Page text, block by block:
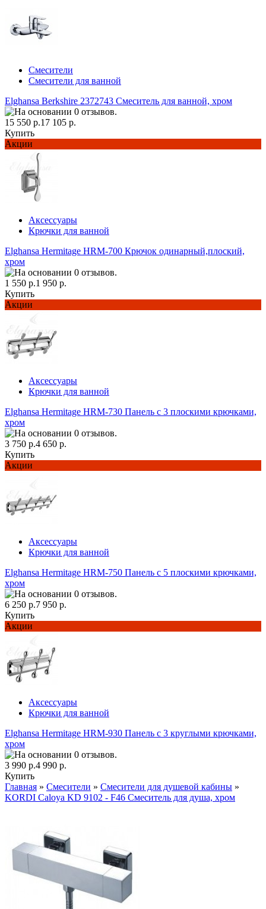
Смесители
Смесители для ванной
Elghansa Berkshire 2372743 Смеситель для ванной, хром
15 550 р.17 105 р.
Купить
Акции
Аксессуары
Крючки для ванной
Elghansa Hermitage HRM-700 Крючок одинарный,плоский,
хром
1 550 р.1 950 р.
Купить
Акции
Аксессуары
Крючки для ванной
Elghansa Hermitage HRM-730 Панель с 3 плоскими крючками,
хром
3 750 р.4 650 р.
Купить
Акции
Аксессуары
Крючки для ванной
Elghansa Hermitage HRM-750 Панель с 5 плоскими крючками,
хром
6 250 р.7 950 р.
Купить
Акции
Аксессуары
Крючки для ванной
Elghansa Hermitage HRM-930 Панель с 3 круглыми крючками,
хром
3 990 р.4 990 р.
Купить
Главная » Смесители » Смесители для душевой кабины »
KORDI Caloya KD 9102 - F46 Смеситель для душа, хром